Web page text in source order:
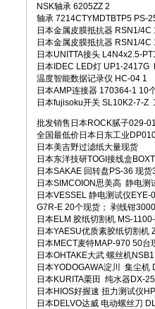
NSK轴承 6205ZZ 2
轴承 7214CTYMDTBTP5 PS-
日本金属皮膜抵抗器 RSN1/
日本金属皮膜抵抗器 RSN1/
日本UNITTA接头 L4N4x2.5-
日本IDEC LED灯 UP1-2417G
温度智能数据记录仪 HC-04 1
日本AMP连接器 170364-1 10
日本fujisoku开关 SL10K2-7-Z
批发销售日本ROCK腻子029-
全国最低价日本日东工业
日本美吉野过滤纸大量现货
日本东洋技研TOGI接线盒
日本SAKAE 回转盘PS-36 现货
日本SIMCOION思美高 静电
日本VESSEL 静电测试仪
G7R-E 20个现货； 剥线钳
日本ELM 胶纸切割机 MS-
日本YAESU优质素胶纸切割机
日本MECT麦特MAP-970 50
日本OHTAKE大武 螺丝机
日本YODOGAWA淀川 集尘机
日本KURITA栗田 纯水器DX-
日本HIOS好握速 扭力测试仪
日本DELVO达威 电动螺丝刀